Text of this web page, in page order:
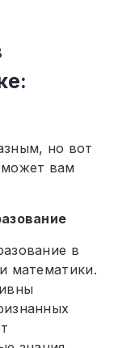
но вот
вам
в
математики.